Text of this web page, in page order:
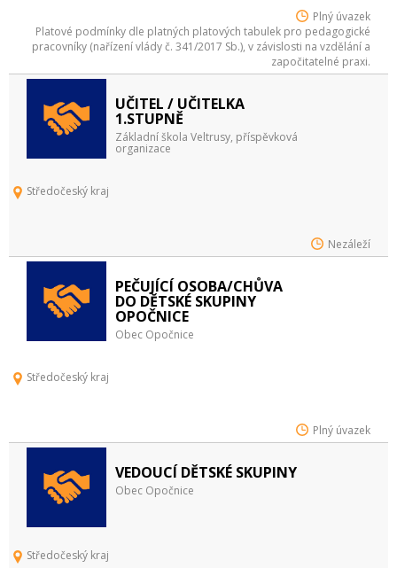
Plný úvazek
Platové podmínky dle platných platových tabulek pro pedagogické
pracovníky (nařízení vlády č. 341/2017 Sb.), v závislosti na vzdělání a
započitatelné praxi.
UČITEL / UČITELKA
1.STUPNĚ
Základní škola Veltrusy, příspěvková
organizace
Středočeský kraj
Nezáleží
PEČUJÍCÍ OSOBA/CHŮVA
DO DĚTSKÉ SKUPINY
OPOČNICE
Obec Opočnice
Středočeský kraj
Plný úvazek
VEDOUCÍ DĚTSKÉ SKUPINY
Obec Opočnice
Středočeský kraj